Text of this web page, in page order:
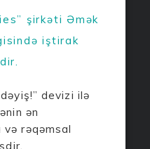
şirkəti Əmək
iştirak
devizi ilə
ən
rəqəmsal